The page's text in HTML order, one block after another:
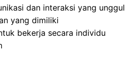
dan interaksi yang unggul
yang dimiliki
bekerja secara individu